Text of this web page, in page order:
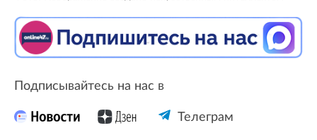
Подписывайтесь на нас в
Телеграм